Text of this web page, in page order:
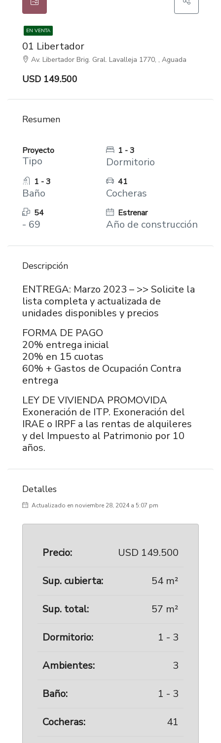
EN VENTA
01 Libertador
Av. Libertador Brig. Gral. Lavalleja 1770, , Aguada
USD 149.500
Resumen
Proyecto
Tipo
1 - 3
Dormitorio
1 - 3
Baño
41
Cocheras
54
- 69
Estrenar
Año de construcción
Descripción
ENTREGA: Marzo 2023 – >> Solicite la
lista completa y actualizada de
unidades disponibles y precios
FORMA DE PAGO
20% entrega inicial
20% en 15 cuotas
60% + Gastos de Ocupación Contra
entrega
LEY DE VIVIENDA PROMOVIDA
Exoneración de ITP. Exoneración del
IRAE o IRPF a las rentas de alquileres
y del Impuesto al Patrimonio por 10
años.
Detalles
Actualizado en noviembre 28, 2024 a 5:07 pm
Precio: USD 149.500
Sup. cubierta: 54 m²
Sup. total: 57 m²
Dormitorio: 1 - 3
Ambientes: 3
Baño: 1 - 3
Cocheras: 41